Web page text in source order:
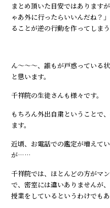
まとめ頂いた目安ではあります
ゃあ外に行ったらいいんだね？
ることが逆の行動を作ってしま
ん～～～、誰もが戸惑っている
と思います。
千祥院の生徒さんも様々です。
もちろん外出自粛ということで
ます。
近頃、お電話での鑑定が増えて
が……
千祥院では、ほとんどの方がマ
で、密室には違いありませんが
授業をしているというわけでもあ